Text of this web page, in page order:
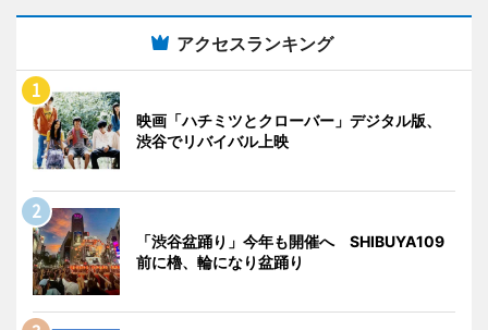
アクセスランキング
映画「ハチミツとクローバー」デジタル版、
渋谷でリバイバル上映
「渋谷盆踊り」今年も開催へ SHIBUYA109
前に櫓、輪になり盆踊り